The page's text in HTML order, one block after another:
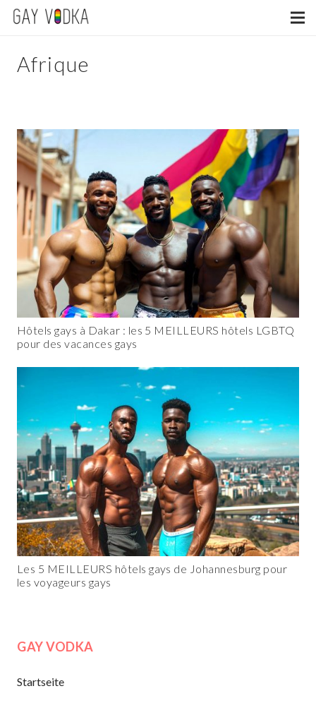
Afrique
Hôtels gays à Dakar : les 5 MEILLEURS hôtels LGBTQ
pour des vacances gays
Les 5 MEILLEURS hôtels gays de Johannesburg pour
les voyageurs gays
GAY VODKA
Startseite